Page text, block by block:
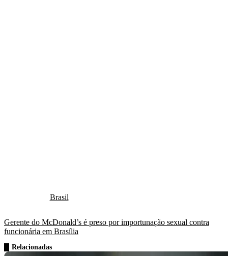
Brasil
Gerente do McDonald’s é preso por importunação sexual contra
funcionária em Brasília
Relacionadas